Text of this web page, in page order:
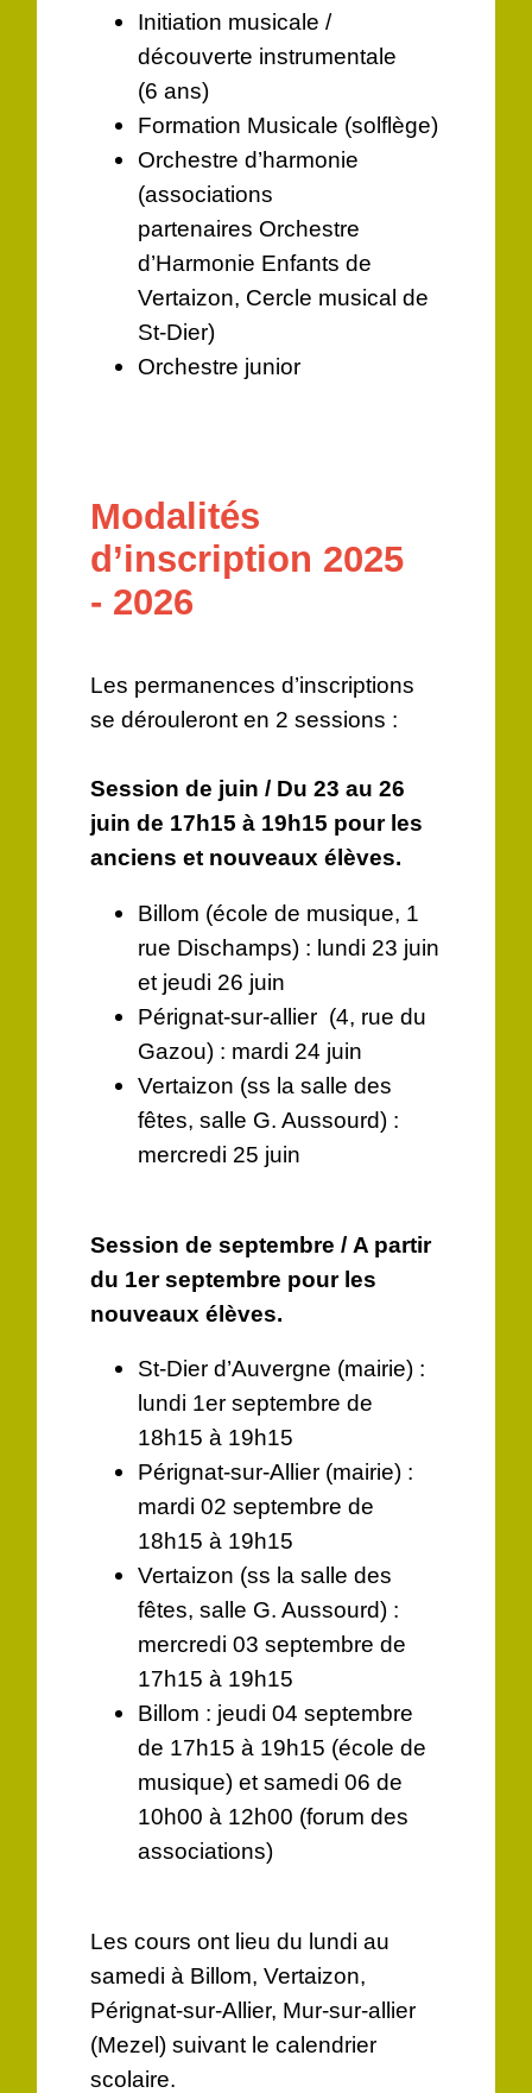
Initiation musicale /
découverte instrumentale
(6 ans)
Formation Musicale (solflège)
Orchestre d’harmonie
(associations
partenaires Orchestre
d’Harmonie Enfants de
Vertaizon, Cercle musical de
St-Dier)
Orchestre junior
Modalités
d’inscription 2025
- 2026
Les permanences d’inscriptions
se dérouleront en 2 sessions :
Session de juin / Du 23 au 26
juin de 17h15 à 19h15 pour les
anciens et nouveaux élèves.
Billom (école de musique, 1
rue Dischamps) : lundi 23 juin
et jeudi 26 juin
Pérignat-sur-allier (4, rue du
Gazou) : mardi 24 juin
Vertaizon (ss la salle des
fêtes, salle G. Aussourd) :
mercredi 25 juin
Session de septembre / A partir
du 1er septembre pour les
nouveaux élèves.
St-Dier d’Auvergne (mairie) :
lundi 1er septembre de
18h15 à 19h15
Pérignat-sur-Allier (mairie) :
mardi 02 septembre de
18h15 à 19h15
Vertaizon (ss la salle des
fêtes, salle G. Aussourd) :
mercredi 03 septembre de
17h15 à 19h15
Billom : jeudi 04 septembre
de 17h15 à 19h15 (école de
musique) et samedi 06 de
10h00 à 12h00 (forum des
associations)
Les cours ont lieu du lundi au
samedi à Billom, Vertaizon,
Pérignat-sur-Allier, Mur-sur-allier
(Mezel) suivant le calendrier
scolaire.